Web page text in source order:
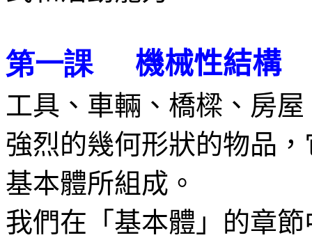
第一課 機械性結構
工具、車輛、橋樑、房
強烈的幾何形狀的物品
基本體所組成。
我們在「基本體」的章